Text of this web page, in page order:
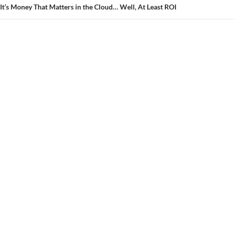
It’s Money That Matters in the Cloud… Well, At Least ROI